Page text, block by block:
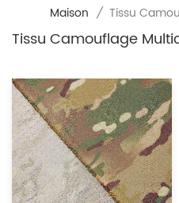
Maison / Tissu
Tissu Camouflage